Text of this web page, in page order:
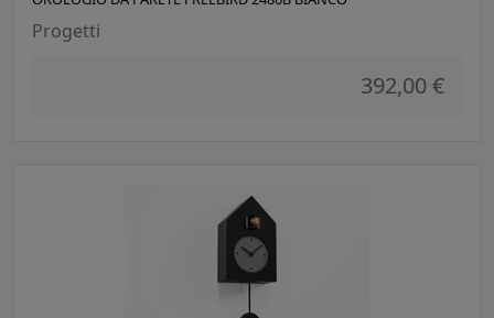
Progetti
392,00 €